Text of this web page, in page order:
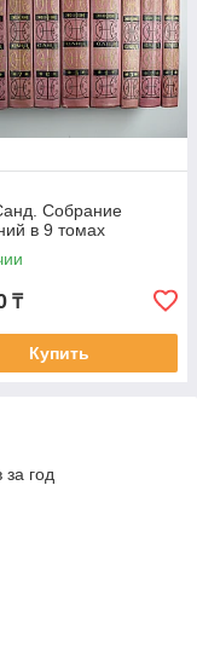
Собрание
в 9 томах
₸
Купить
год